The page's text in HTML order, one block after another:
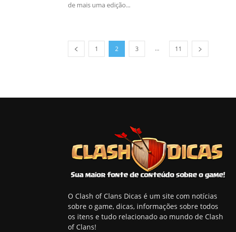
de mais uma edição...
1 2 3 ... 11
O Clash of Clans Dicas é um site com notícias
sobre o game, dicas, informações sobre todos
os itens e tudo relacionado ao mundo de Clash
of Clans!